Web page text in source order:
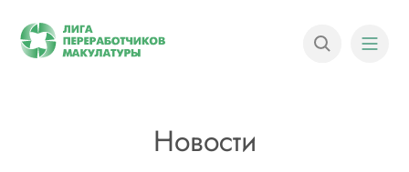
Новости